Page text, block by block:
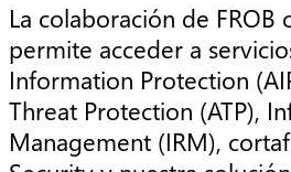
La colaboración de FROB
permite acceder a
Information Protection
Threat Protection (ATP),
Management (IRM),